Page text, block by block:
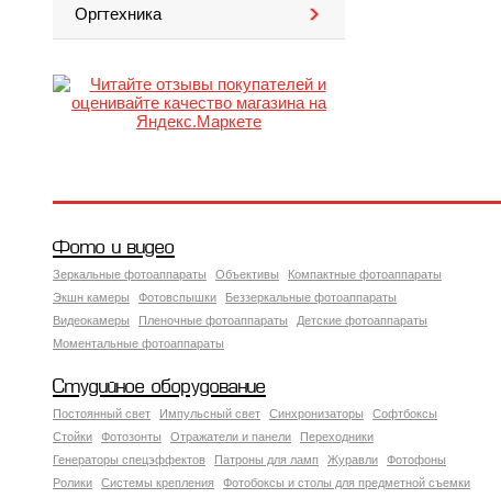
Оргтехника
Фото и видео
Зеркальные фотоаппараты Объективы
Компактные фотоаппараты
Экшн камеры
Фотовспышки
Беззеркальные фотоаппараты
Видеокамеры
Пленочные фотоаппараты
Детские фотоаппараты
Моментальные фотоаппараты
Студийное оборудование
Постоянный свет Импульсный свет Синхронизаторы
Софтбоксы
Стойки
Фотозонты Отражатели и панели
Переходники
Генераторы спецэффектов
Патроны для ламп Журавли
Фотофоны
Ролики
Системы крепления
Фотобоксы и столы для предметной съемки